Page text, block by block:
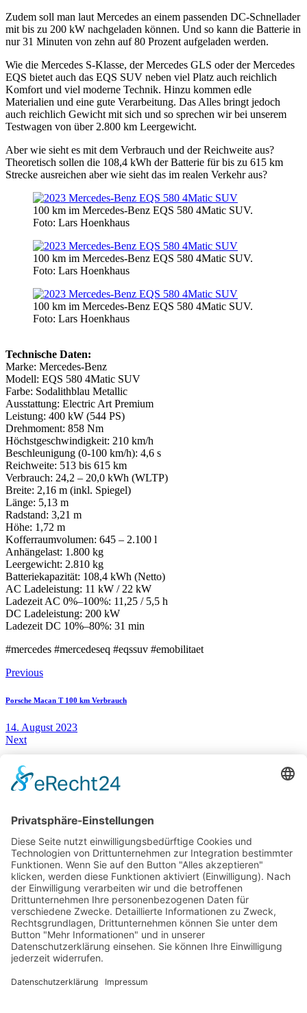
Zudem soll man laut Mercedes an einem passenden DC-Schnellader
mit bis zu 200 kW nachgeladen können. Und so kann die Batterie in
nur 31 Minuten von zehn auf 80 Prozent aufgeladen werden.
Wie die Mercedes S-Klasse, der Mercedes GLS oder der Mercedes
EQS bietet auch das EQS SUV neben viel Platz auch reichlich
Komfort und viel moderne Technik. Hinzu kommen edle
Materialien und eine gute Verarbeitung. Das Alles bringt jedoch
auch reichlich Gewicht mit sich und so sprechen wir bei unserem
Testwagen von über 2.800 km Leergewicht.
Aber wie sieht es mit dem Verbrauch und der Reichweite aus?
Theoretisch sollen die 108,4 kWh der Batterie für bis zu 615 km
Strecke ausreichen aber wie sieht das im realen Verkehr aus?
100 km im Mercedes-Benz EQS 580 4Matic SUV.
Foto: Lars Hoenkhaus
100 km im Mercedes-Benz EQS 580 4Matic SUV.
Foto: Lars Hoenkhaus
100 km im Mercedes-Benz EQS 580 4Matic SUV.
Foto: Lars Hoenkhaus
Technische Daten:
Marke: Mercedes-Benz
Modell: EQS 580 4Matic SUV
Farbe: Sodalithblau Metallic
Ausstattung: Electric Art Premium
Leistung: 400 kW (544 PS)
Drehmoment: 858 Nm
Höchstgeschwindigkeit: 210 km/h
Beschleunigung (0-100 km/h): 4,6 s
Reichweite: 513 bis 615 km
Verbrauch: 24,2 – 20,0 kWh (WLTP)
Breite: 2,16 m (inkl. Spiegel)
Länge: 5,13 m
Radstand: 3,21 m
Höhe: 1,72 m
Kofferraumvolumen: 645 – 2.100 l
Anhängelast: 1.800 kg
Leergewicht: 2.810 kg
Batteriekapazität: 108,4 kWh (Netto)
AC Ladeleistung: 11 kW / 22 kW
Ladezeit AC 0%–100%: 11,25 / 5,5 h
DC Ladeleistung: 200 kW
Ladezeit DC 10%–80%: 31 min
#mercedes #mercedeseq #eqssuv #emobilitaet
Beitragsnavigation
Previous
Porsche Macan T 100 km Verbrauch
14. August 2023
Next
Alfa Romeo 2023 – Neues bei Stelvio Giulia & Tonale
30. August 2023
You May Also Like
17. August 2015
Fahrbericht Skoda Superb Combi: Das Flaggschiff im Segment | Auto | Test
4. September 2017
2018 VW Polo 1.0 TSI Test & Fahrbericht im Polo der 6. Generation | 2017 | Deutsch